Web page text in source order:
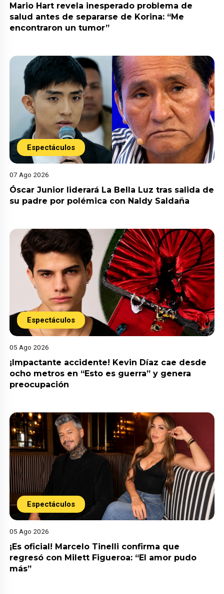
Mario Hart revela inesperado problema de
salud antes de separarse de Korina: “Me
encontraron un tumor”
Espectáculos
07 Ago 2026
Óscar Junior liderará La Bella Luz tras salida de
su padre por polémica con Naldy Saldaña
Espectáculos
05 Ago 2026
¡Impactante accidente! Kevin Díaz cae desde
ocho metros en “Esto es guerra” y genera
preocupación
Espectáculos
05 Ago 2026
¡Es oficial! Marcelo Tinelli confirma que
regresó con Milett Figueroa: “El amor pudo
más”